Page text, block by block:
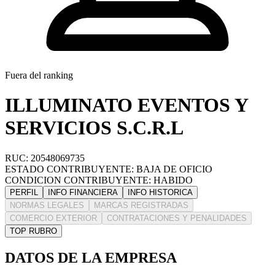
Fuera del ranking
ILLUMINATO EVENTOS Y
SERVICIOS S.C.R.L
RUC: 20548069735
ESTADO CONTRIBUYENTE: BAJA DE OFICIO
CONDICION CONTRIBUYENTE: HABIDO
PERFIL INFO FINANCIERA
INFO HISTORICA
NORMAS LEGALES
MARCAS REGISTRADAS
COMERCIO EXTERIOR
CONTRATACIONES Y PENALIDADES
TOP RUBRO
DATOS DE LA EMPRESA